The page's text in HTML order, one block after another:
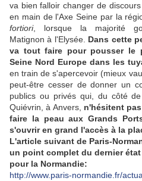
va bien falloir changer de
en main de l'Axe Seine par la
fortiori, lorsque la majorité
Matignon à l'Elysée. Dans cette
va tout faire pour pousser le
Seine Nord Europe dans les
en train de s'apercevoir (mieux
peut-être cesser de donner un
publics ou privés qui, du côté
Quiévrin, à Anvers, n'hésitent
faire la peau aux Grands
s'ouvrir en grand l'accès à la
L'article suivant de Paris-
un point complet du dernier
pour la Normandie:
http://www.paris-normandie.fr/